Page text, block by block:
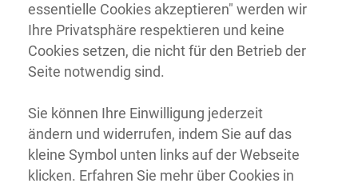
essentielle Cookies akzeptieren" werden wir
Ihre Privatsphäre respektieren und keine
Cookies setzen, die nicht für den Betrieb der
Seite notwendig sind.
Sie können Ihre Einwilligung jederzeit
ändern und widerrufen, indem Sie auf das
kleine Symbol unten links auf der Webseite
klicken. Erfahren Sie mehr über Cookies in